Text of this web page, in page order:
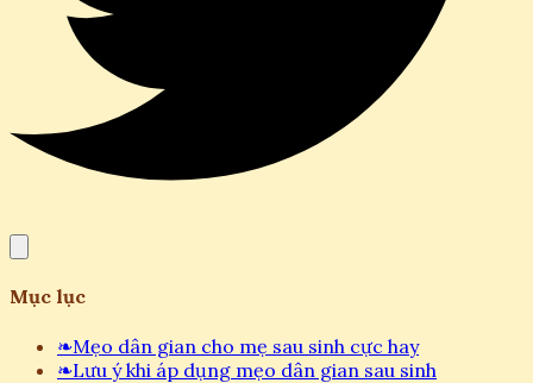
Mục lục
❧Mẹo dân gian cho mẹ sau sinh cực hay
❧Lưu ý khi áp dụng mẹo dân gian sau sinh